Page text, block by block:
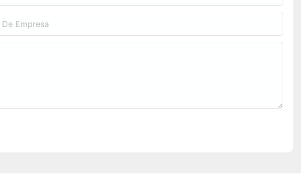
Empresa